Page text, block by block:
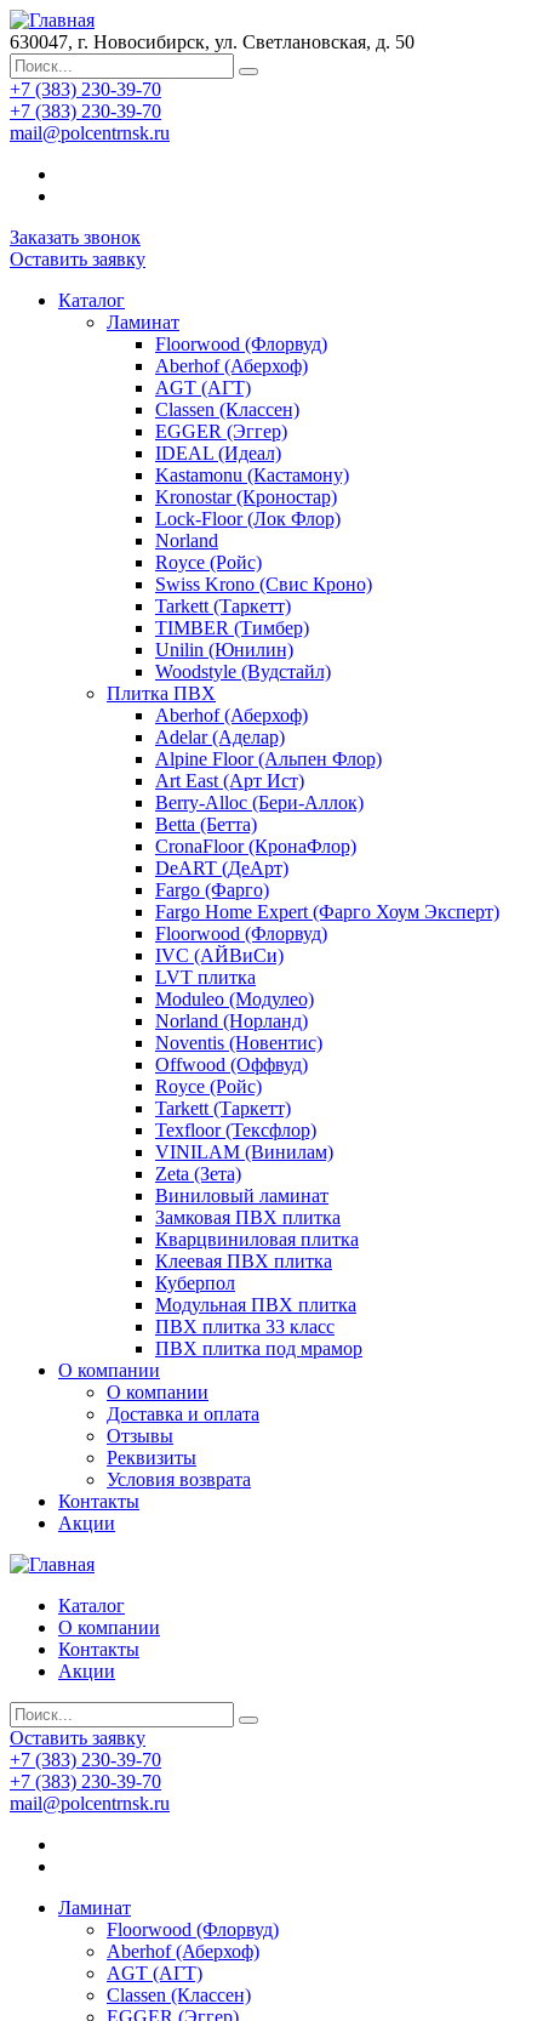
630047, г. Новосибирск, ул. Светлановская, д. 50
+7 (383) 230-39-70
+7 (383) 230-39-70
mail@polcentrnsk.ru
Заказать звонок
Оставить заявку
Каталог
Ламинат
Floorwood (Флорвуд)
Aberhof (Аберхоф)
AGT (АГТ)
Classen (Классен)
EGGER (Эггер)
IDEAL (Идеал)
Kastamonu (Кастамону)
Kronostar (Кроностар)
Lock-Floor (Лок Флор)
Norland
Royce (Ройс)
Swiss Krono (Свис Кроно)
Tarkett (Таркетт)
TIMBER (Тимбер)
Unilin (Юнилин)
Woodstyle (Вудстайл)
Плитка ПВХ
Aberhof (Аберхоф)
Adelar (Аделар)
Alpine Floor (Альпен Флор)
Art East (Арт Ист)
Berry-Alloc (Бери-Аллок)
Betta (Бетта)
CronaFloor (КронаФлор)
DeART (ДеАрт)
Fargo (Фарго)
Fargo Home Expert (Фарго Хоум Эксперт)
Floorwood (Флорвуд)
IVC (АЙВиСи)
LVT плитка
Moduleo (Модулео)
Norland (Норланд)
Noventis (Новентис)
Offwood (Оффвуд)
Royce (Ройс)
Tarkett (Таркетт)
Texfloor (Тексфлор)
VINILAM (Винилам)
Zeta (Зета)
Виниловый ламинат
Замковая ПВХ плитка
Кварцвиниловая плитка
Клеевая ПВХ плитка
Куберпол
Модульная ПВХ плитка
ПВХ плитка 33 класс
ПВХ плитка под мрамор
О компании
О компании
Доставка и оплата
Отзывы
Реквизиты
Условия возврата
Контакты
Акции
Каталог
О компании
Контакты
Акции
Оставить заявку
+7 (383) 230-39-70
+7 (383) 230-39-70
mail@polcentrnsk.ru
Ламинат
Floorwood (Флорвуд)
Aberhof (Аберхоф)
AGT (АГТ)
Classen (Классен)
EGGER (Эггер)